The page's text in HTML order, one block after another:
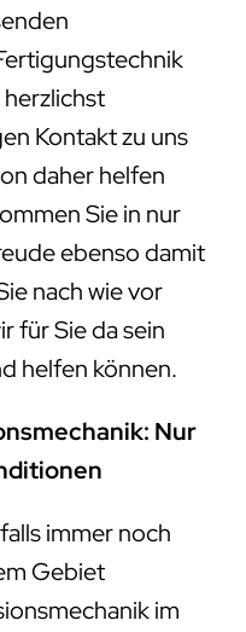
Kontakt zu uns
daher helfen
Sie in nur
ebenso damit
nach wie vor
für Sie da sein
helfen können.
Nur
immer noch
Gebiet
im